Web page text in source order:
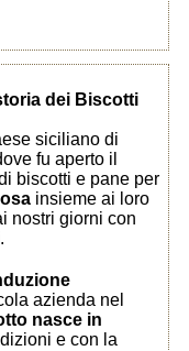
dei Biscotti
siciliano di
fu aperto il
biscotti e pane per
insieme ai loro
nostri giorni con
.
azienda nel
nasce in
e con la